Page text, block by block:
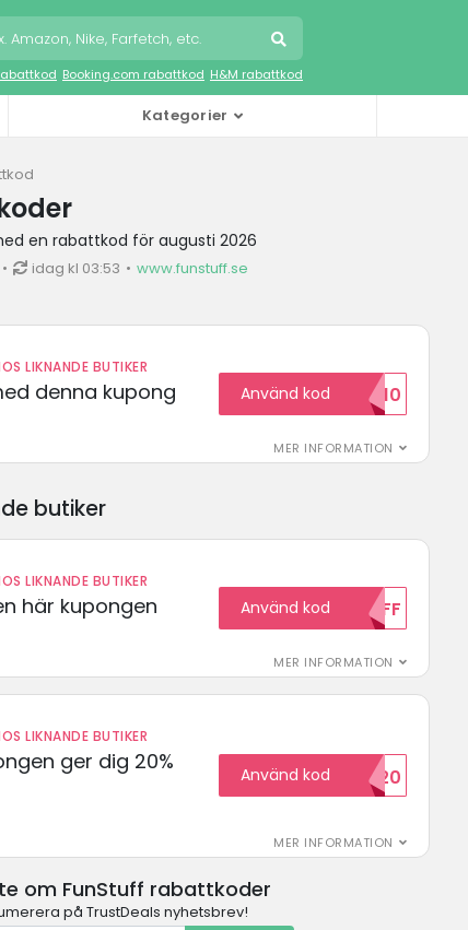
Booking.com rabattkod H&M rabattkod
Kategorier
en rabattkod för augusti 2026
idag kl 03:53 www.funstuff.se
LIKNANDE BUTIKER
denna kupong
MER INFORMATION
Använd kod
VILKOMMEN10
butiker
LIKNANDE BUTIKER
här kupongen
MER INFORMATION
Använd kod 10OFF
LIKNANDE BUTIKER
ger dig 20%
MER INFORMATION
Använd kodHELLO20
om FunStuff rabattkoder
på TrustDeals nyhetsbrev!